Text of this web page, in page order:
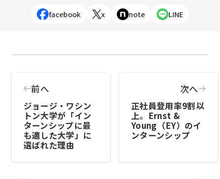
facebook x note LINE
前へ
ジョージ・ワシン
トン大学が「イン
ターンシップに最
も適した大学」に
選ばれた理由
次へ
正社員登用率9割以
上。Ernst &
Young（EY）のイ
ンターンシップ